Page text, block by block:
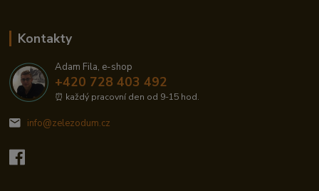
Kontakty
Adam Fila, e-shop
+420 728 403 492
⏰ každý pracovní den od 9-15 hod.
info@zelezodum.cz